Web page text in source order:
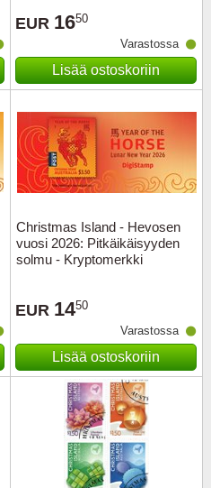
EUR 1650
Varastossa
Lisää ostoskoriin
Christmas Island - Hevosen
vuosi 2026: Pitkäikäisyyden
solmu - Kryptomerkki
EUR 1450
Varastossa
Lisää ostoskoriin